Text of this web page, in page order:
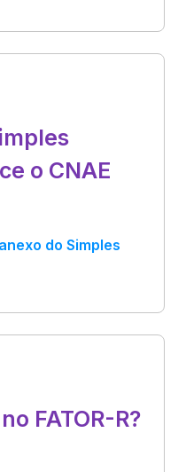
o CNAE
anexo do Simples
FATOR-R?